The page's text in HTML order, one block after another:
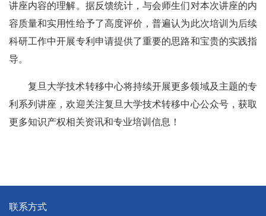
讲座内容的理解。据反馈统计，与会师生们对本次讲座的内
容质量和实用性给予了高度评价，普遍认为此次培训为后续
科研工作中开展专利申请提供了重要的思路和宝贵的实践指
导。
复旦大学技术转移中心将持续开展更多领域及主题的专
利系列讲座，欢迎关注复旦大学技术转移中心公众号，获取
更多知识产权相关资讯和专业培训信息！
联系方式